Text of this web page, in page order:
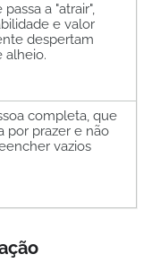
a "atrair",
e valor
despertam
alheio.
completa, que
por prazer e não
vazios